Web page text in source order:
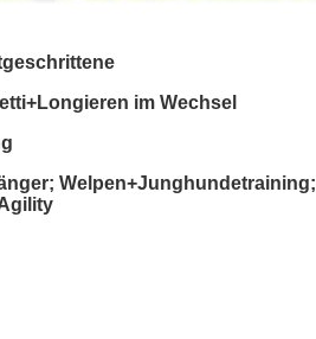
im Wechsel
Welpen+Junghundetraining;